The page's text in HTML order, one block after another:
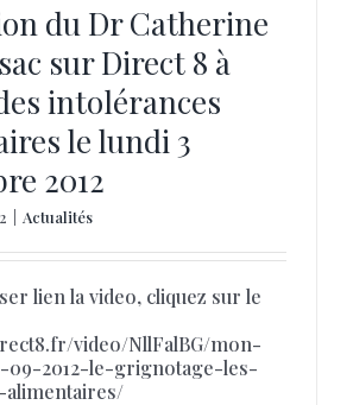
du Dr Catherine
sur Direct 8 à
intolérances
le lundi 3
2012
Actualités
lien la video, cliquez sur le
video/NllFalBG/mon-
09-2012-le-grignotage-les-